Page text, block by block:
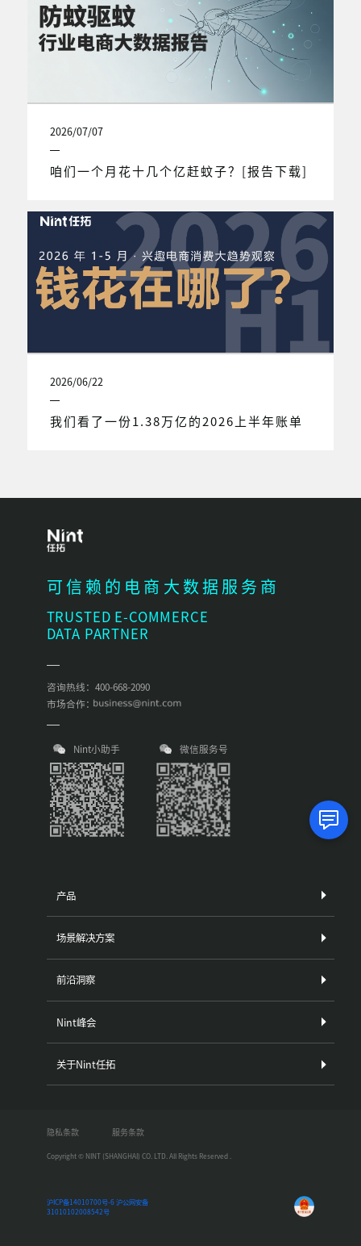
2026/07/07
咱们一个月花十几个亿赶蚊子？[报告下载]
2026/06/22
我们看了一份1.38万亿的2026上半年账单
可信赖的电商大数据服务商
TRUSTED E-COMMERCE
DATA PARTNER
咨询热线：400-668-2090
市场合作：
Nint小助手 微信服务号
产品
场景解决方案
前沿洞察
Nint峰会
关于Nint任拓
Copyright © NINT (SHANGHAI) CO. LTD. All Rights Reserved .
沪ICP备14010700号-6 沪公网安备
31010102008542号
隐私条款 服务条款